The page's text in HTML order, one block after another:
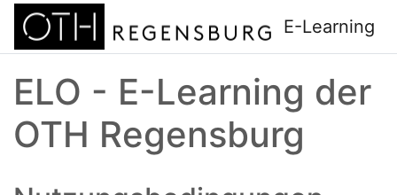
Zum Hauptinhalt
E-Learning
ELO - E-Learning der
OTH Regensburg